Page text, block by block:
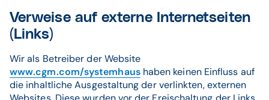
Verweise auf externe Internetseiten
(Links)
Wir als Betreiber der Website
www.cgm.com/systemhaushaben keinen Einfluss auf
die inhaltliche Ausgestaltung der verlinkten, externen